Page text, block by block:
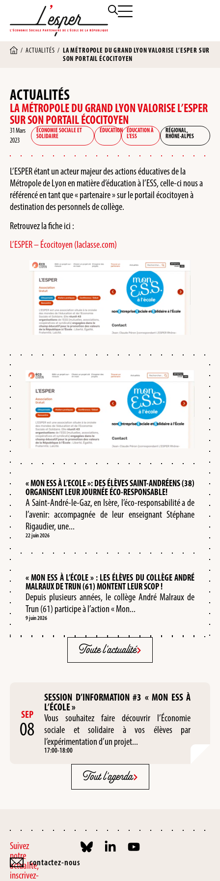
/ACTUALITÉS / LA MÉTROPOLE DU GRAND LYON VALORISE L’ESPER SUR
SON PORTAIL ÉCOCITOYEN
ACTUALITÉS
LA MÉTROPOLE DU GRAND LYON VALORISE L’ESPER
SUR SON PORTAIL ÉCOCITOYEN
31 Mars
2023
ÉCONOMIE SOCIALE ET
SOLIDAIRE
ÉDUCATION
ÉDUCATION À
L’ESS
RÉGIONAL,
RHÔNE-ALPES
L’ESPER étant un acteur majeur des actions éducatives de la
Métropole de Lyon en matière d’éducation à l’ESS, celle-ci nous a
référencé en tant que « partenaire » sur le portail écocitoyen à
destination des personnels de collège.
Retrouvez la fiche ici :
L’ESPER – Écocitoyen (laclasse.com)
« MON ESS À L’ECOLE »: DES ÉLÈVES SAINT-ANDRÉENS (38)
ORGANISENT LEUR JOURNÉE ÉCO-RESPONSABLE!
A Saint-André-le-Gaz, en Isère, l’éco-responsabilité a de
l’avenir: accompagnée de leur enseignant Stéphane
Rigaudier, une...
22 juin 2026
« MON ESS À L’ÉCOLE » : LES ÉLÈVES DU COLLÈGE ANDRÉ
MALRAUX DE TRUN (61) MONTENT LEUR SCOP !
Depuis plusieurs années, le collège André Malraux de
Trun (61) participe à l’action « Mon...
9 juin 2026
Toute l'actualité
SEP
08
SESSION D’INFORMATION #3 « MON ESS À
L’ÉCOLE »
Vous souhaitez faire découvrir l’Économie
sociale et solidaire à vos élèves par
l’expérimentation d’un projet...
17:00-18:00
Tout l'agenda
Suivez
notre
actualité,
inscrivez-
contactez-nous